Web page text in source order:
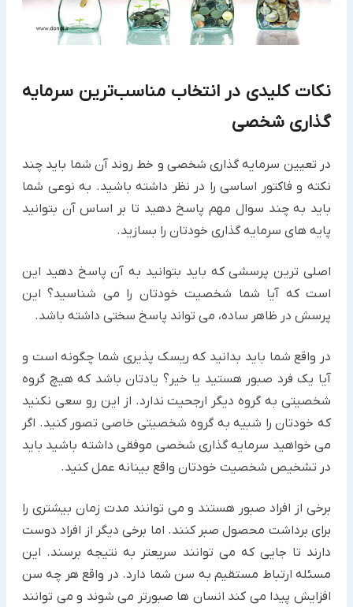
نکات کلیدی در انتخاب مناسب‌ترین سرمایه
گذاری شخصی
در تعیین سرمایه گذاری شخصی و خط روند آن شما باید چند
نکته و فاکتور اساسی را در نظر داشته باشید. به نوعی شما
باید به چند سوال مهم پاسخ دهید تا بر اساس آن بتوانید
پایه های سرمایه گذاری خودتان را بسازید.
اصلی ترین پرسشی که باید بتوانید به آن پاسخ دهید این
است که آیا شما شخصیت خودتان را می شناسید؟ این
پرسش در ظاهر ساده، می تواند پاسخ سختی داشته باشد.
در واقع شما باید بدانید که ریسک پذیری شما چگونه است و
آیا یک فرد صبور هستید یا خیر؟ یادتان باشد که هیچ گروه
شخصیتی به گروه دیگر ارجحیت ندارد. از این رو سعی نکنید
که خودتان را شبیه به گروه شخصیتی خاصی تصور کنید. اگر
می خواهید سرمایه گذاری شخصی موفقی داشته باشید باید
در تشخیص شخصیت خودتان واقع بینانه عمل کنید.
برخی از افراد صبور هستند و می توانند مدت زمان بیشتری را
برای برداشت محصول صبر کنند. اما برخی دیگر از افراد دوست
دارند تا جایی که می توانند سریعتر به نتیجه برسند. این
مسئله ارتباط مستقیم به سن شما دارد. در واقع هر چه سن
افزایش پیدا می کند انسان ها صبورتر می شوند و می توانند